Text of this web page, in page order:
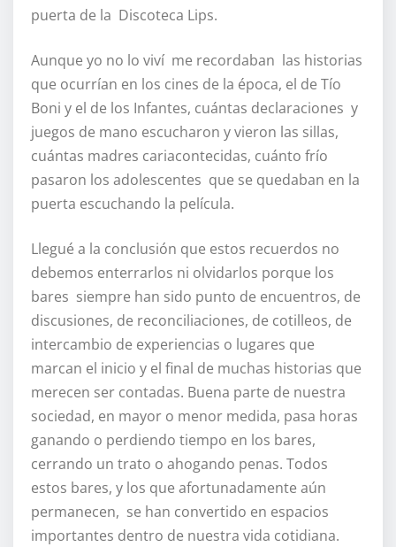
puerta de la Discoteca Lips.
Aunque yo no lo viví me recordaban las historias
que ocurrían en los cines de la época, el de Tío
Boni y el de los Infantes, cuántas declaraciones y
juegos de mano escucharon y vieron las sillas,
cuántas madres cariacontecidas, cuánto frío
pasaron los adolescentes que se quedaban en la
puerta escuchando la película.
Llegué a la conclusión que estos recuerdos no
debemos enterrarlos ni olvidarlos porque los
bares siempre han sido punto de encuentros, de
discusiones, de reconciliaciones, de cotilleos, de
intercambio de experiencias o lugares que
marcan el inicio y el final de muchas historias que
merecen ser contadas. Buena parte de nuestra
sociedad, en mayor o menor medida, pasa horas
ganando o perdiendo tiempo en los bares,
cerrando un trato o ahogando penas. Todos
estos bares, y los que afortunadamente aún
permanecen, se han convertido en espacios
importantes dentro de nuestra vida cotidiana.